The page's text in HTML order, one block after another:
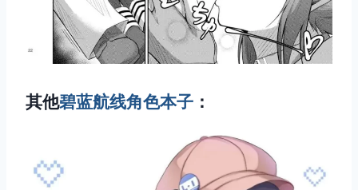
其他碧蓝航线角色本子 ：